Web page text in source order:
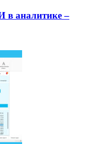
в аналитике –